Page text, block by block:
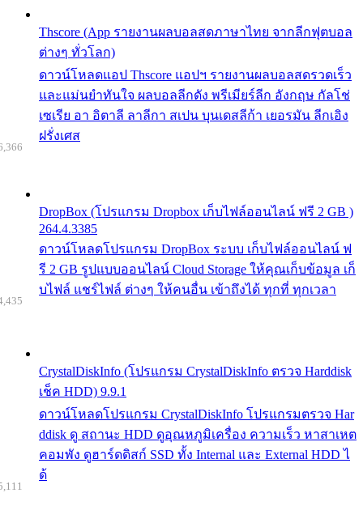
Thscore (App รายงานผลบอลสดภาษาไทย จากลีกฟุตบอล
ต่างๆ ทั่วโลก)
ดาวน์โหลดแอป Thscore แอปฯ รายงานผลบอลสดรวดเร็ว
และแม่นยำทันใจ ผลบอลลีกดัง พรีเมียร์ลีก อังกฤษ กัลโช่
เซเรีย อา อิตาลี ลาลีกา สเปน บุนเดสลีก้า เยอรมัน ลีกเอิง
ฝรั่งเศส
DropBox (โปรแกรม Dropbox เก็บไฟล์ออนไลน์ ฟรี 2 GB )
264.4.3385
ดาวน์โหลดโปรแกรม DropBox ระบบ เก็บไฟล์ออนไลน์ ฟ
รี 2 GB รูปแบบออนไลน์ Cloud Storage ให้คุณเก็บข้อมูล เก็
บไฟล์ แชร์ไฟล์ ต่างๆ ให้คนอื่น เข้าถึงได้ ทุกที่ ทุกเวลา
CrystalDiskInfo (โปรแกรม CrystalDiskInfo ตรวจ Harddisk
เช็ค HDD) 9.9.1
ดาวน์โหลดโปรแกรม CrystalDiskInfo โปรแกรมตรวจ Har
ddisk ดู สถานะ HDD ดูอุณหภูมิเครื่อง ความเร็ว หาสาเหต
คอมพัง ดูฮาร์ดดิสก์ SSD ทั้ง Internal และ External HDD ไ
ด้